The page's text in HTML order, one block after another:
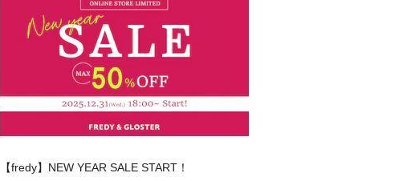
【fredy】NEW YEAR SALE START！